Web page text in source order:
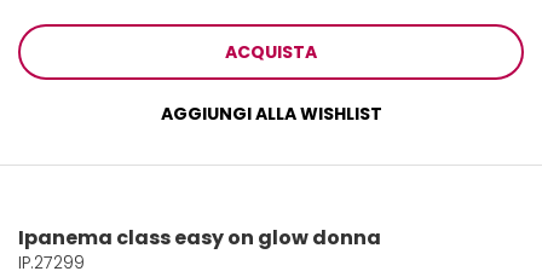
ACQUISTA
AGGIUNGI ALLA WISHLIST
Ipanema class easy on glow donna
IP.27299